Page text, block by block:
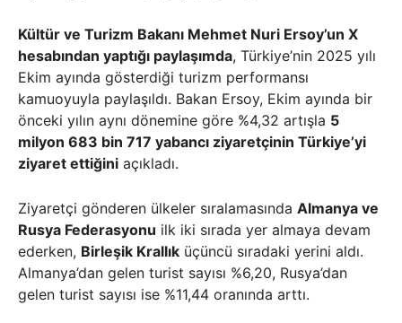
Kültür ve Turizm Bakanı Mehmet Nuri Ersoy’un X
hesabından yaptığı paylaşımda, Türkiye’nin 2025 yılı
Ekim ayında gösterdiği turizm performansı
kamuoyuyla paylaşıldı. Bakan Ersoy, Ekim ayında bir
önceki yılın aynı dönemine göre %4,32 artışla 5
milyon 683 bin 717 yabancı ziyaretçinin Türkiye’yi
ziyaret ettiğini açıkladı.
Ziyaretçi gönderen ülkeler sıralamasında Almanya ve
Rusya Federasyonu ilk iki sırada yer almaya devam
ederken, Birleşik Krallık üçüncü sıradaki yerini aldı.
Almanya’dan gelen turist sayısı %6,20, Rusya’dan
gelen turist sayısı ise %11,44 oranında arttı.